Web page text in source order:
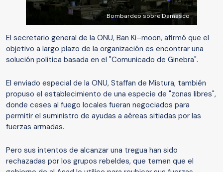
Bombardeo sobre Damasco
El secretario general de la ONU, Ban Ki–moon, afirmó que el
objetivo a largo plazo de la organización es encontrar una
solución política basada en el "Comunicado de Ginebra".
El enviado especial de la ONU, Staffan de Mistura, también
propuso el establecimiento de una especie de "zonas libres",
donde ceses al fuego locales fueran negociados para
permitir el suministro de ayudas a aéreas sitiadas por las
fuerzas armadas.
Pero sus intentos de alcanzar una tregua han sido
rechazadas por los grupos rebeldes, que temen que el